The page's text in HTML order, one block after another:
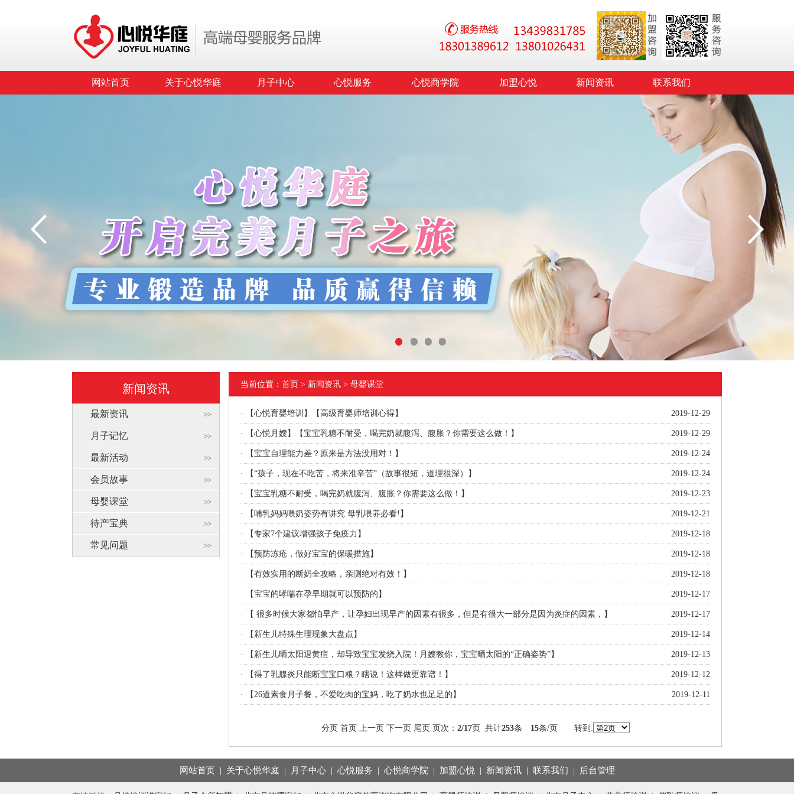
网站首页 关于心悦华庭 月子中心 心悦服务 心悦商学院 加盟心悦 新闻资讯 联系我们
新闻资讯
最新资讯
月子记忆
最新活动
会员故事
母婴课堂
待产宝典
常见问题
当前位置： 首页 > 新闻资讯 > 母婴课堂
2019-12-29
· 【心悦育婴培训】【高级育婴师培训心得】
2019-12-29
· 【心悦月嫂】【宝宝乳糖不耐受，喝完奶就腹泻、腹胀？你需要这么做！】
2019-12-24
· 【宝宝自理能力差？原来是方法没用对！】
2019-12-24
· 【“孩子，现在不吃苦，将来准辛苦”（故事很短，道理很深）】
2019-12-23
· 【宝宝乳糖不耐受，喝完奶就腹泻、腹胀？你需要这么做！】
2019-12-21
· 【哺乳妈妈喂奶姿势有讲究 母乳喂养必看!】
2019-12-18
· 【专家7个建议增强孩子免疫力】
2019-12-18
· 【预防冻疮，做好宝宝的保暖措施】
2019-12-18
· 【有效实用的断奶全攻略，亲测绝对有效！】
2019-12-17
· 【宝宝的哮喘在孕早期就可以预防的】
2019-12-17
· 【 很多时候大家都怕早产，让孕妇出现早产的因素有很多，但是有很大一部分是因为炎症的因素，】
2019-12-14
· 【新生儿特殊生理现象大盘点】
2019-12-13
· 【新生儿晒太阳退黄疸，却导致宝宝发烧入院！月嫂教你，宝宝晒太阳的“正确姿势”】
2019-12-12
· 【得了乳腺炎只能断宝宝口粮？瞎说！这样做更靠谱！】
2019-12-11
· 【26道素食月子餐，不爱吃肉的宝妈，吃了奶水也足足的】
分页 首页 上一页 下一页 尾页 页次： 2/17页 共计253条 15条/页 转到:
网站首页| 关于心悦华庭 | 月子中心| 心悦服务 | 心悦商学院 | 加盟心悦| 新闻资讯| 联系我们 | 后台管理